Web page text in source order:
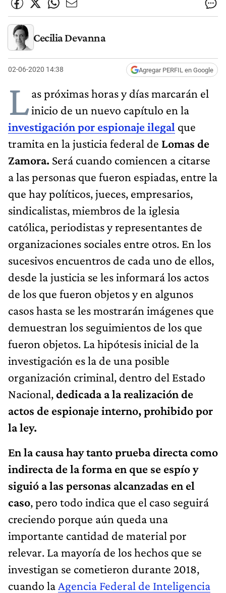
Cecilia Devanna
02-06-2020 14:38 Agregar PERFIL en Google
Las próximas horas y días marcarán el
inicio de un nuevo capítulo en la
investigación por espionaje ilegal que
tramita en la justicia federal de Lomas de
Zamora. Será cuando comiencen a citarse
a las personas que fueron espiadas, entre la
que hay políticos, jueces, empresarios,
sindicalistas, miembros de la iglesia
católica, periodistas y representantes de
organizaciones sociales entre otros. En los
sucesivos encuentros de cada uno de ellos,
desde la justicia se les informará los actos
de los que fueron objetos y en algunos
casos hasta se les mostrarán imágenes que
demuestran los seguimientos de los que
fueron objetos. La hipótesis inicial de la
investigación es la de una posible
organización criminal, dentro del Estado
Nacional,dedicada a la realización de
actos de espionaje interno, prohibido por
la ley.
En la causa hay tanto prueba directa como
indirecta de la forma en que se espío y
siguió a las personas alcanzadas en el
caso, pero todo indica que el caso seguirá
creciendo porque aún queda una
importante cantidad de material por
relevar. La mayoría de los hechos que se
investigan se cometieron durante 2018,
cuando la Agencia Federal de Inteligencia